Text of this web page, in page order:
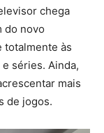
chega
do novo
totalmente às
séries. Ainda,
mais
de jogos.